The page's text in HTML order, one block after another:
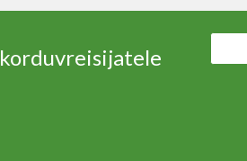
korduvreisijatele